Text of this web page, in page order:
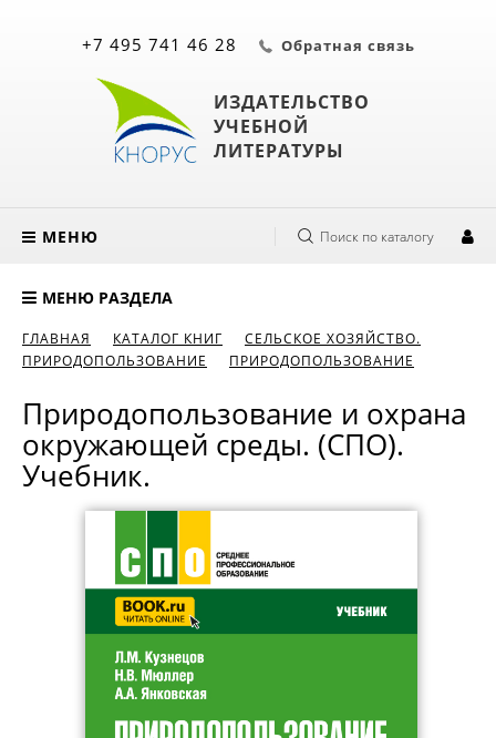
ИЗДАТЕЛЬСТВО
УЧЕБНОЙ
ЛИТЕРАТУРЫ
+7 495 741 46 28 Обратная связь
МЕНЮ Поиск по каталогу
МЕНЮ РАЗДЕЛА
ГЛАВНАЯ КАТАЛОГ КНИГ
СЕЛЬСКОЕ ХОЗЯЙСТВО.
ПРИРОДОПОЛЬЗОВАНИЕ
ПРИРОДОПОЛЬЗОВАНИЕ
Природопользование и охрана
окружающей среды. (СПО).
Учебник.